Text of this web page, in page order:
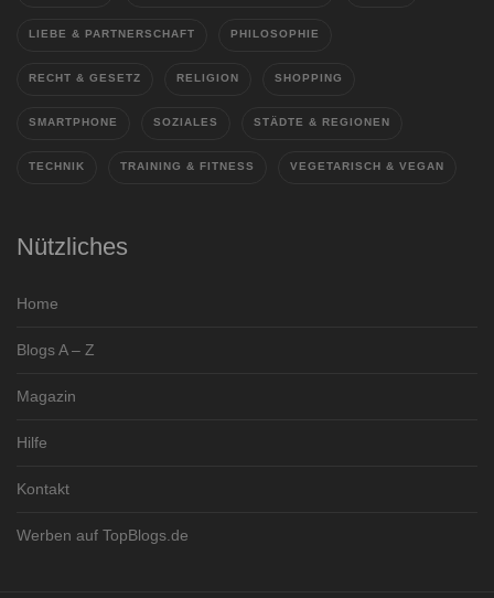
LIEBE & PARTNERSCHAFT PHILOSOPHIE
RECHT & GESETZ RELIGION SHOPPING
SMARTPHONE SOZIALES STÄDTE & REGIONEN
TECHNIK TRAINING & FITNESS VEGETARISCH & VEGAN
Nützliches
Home
Blogs A – Z
Magazin
Hilfe
Kontakt
Werben auf TopBlogs.de